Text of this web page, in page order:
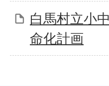
白馬村立小
命化計画